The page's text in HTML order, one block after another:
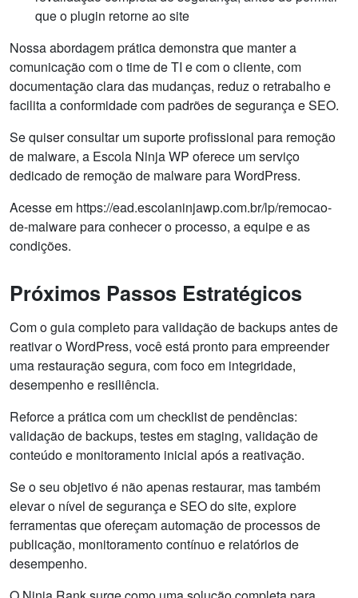
que o plugin retorne ao site
Nossa abordagem prática demonstra que manter a
comunicação com o time de TI e com o cliente, com
documentação clara das mudanças, reduz o retrabalho e
facilita a conformidade com padrões de segurança e SEO.
Se quiser consultar um suporte profissional para remoção
de malware, a Escola Ninja WP oferece um serviço
dedicado de remoção de malware para WordPress.
Acesse em https://ead.escolaninjawp.com.br/lp/remocao-
de-malware para conhecer o processo, a equipe e as
condições.
Próximos Passos Estratégicos
Com o guia completo para validação de backups antes de
reativar o WordPress, você está pronto para empreender
uma restauração segura, com foco em integridade,
desempenho e resiliência.
Reforce a prática com um checklist de pendências:
validação de backups, testes em staging, validação de
conteúdo e monitoramento inicial após a reativação.
Se o seu objetivo é não apenas restaurar, mas também
elevar o nível de segurança e SEO do site, explore
ferramentas que ofereçam automação de processos de
publicação, monitoramento contínuo e relatórios de
desempenho.